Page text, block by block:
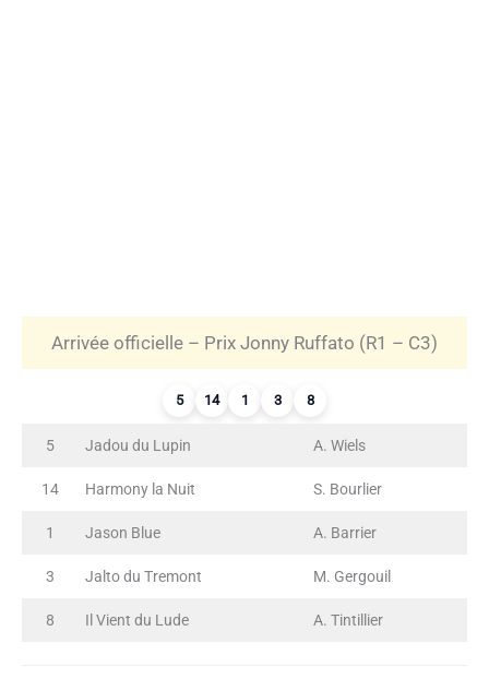
Arrivée officielle – Prix Jonny Ruffato (R1 – C3)
5 14 1 3 8
5 Jadou du Lupin A. Wiels
14 Harmony la Nuit S. Bourlier
1 Jason Blue A. Barrier
3 Jalto du Tremont M. Gergouil
8 Il Vient du Lude A. Tintillier